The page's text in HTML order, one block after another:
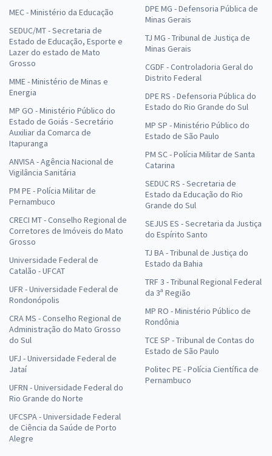
MEC - Ministério da Educação
SEDUC/MT - Secretaria de
Estado de Educação, Esporte e
Lazer do estado de Mato
Grosso
MME - Ministério de Minas e
Energia
MP GO - Ministério Público do
Estado de Goiás - Secretário
Auxiliar da Comarca de
Itapuranga
ANVISA - Agência Nacional de
Vigilância Sanitária
PM PE - Polícia Militar de
Pernambuco
CRECI MT - Conselho Regional de
Corretores de Imóveis do Mato
Grosso
Universidade Federal de
Catalão - UFCAT
UFR - Universidade Federal de
Rondonópolis
CRA MS - Conselho Regional de
Administração do Mato Grosso
do Sul
UFJ - Universidade Federal de
Jataí
UFRN - Universidade Federal do
Rio Grande do Norte
UFCSPA - Universidade Federal
de Ciência da Saúde de Porto
Alegre
DPE MG - Defensoria Pública de
Minas Gerais
TJ MG - Tribunal de Justiça de
Minas Gerais
CGDF - Controladoria Geral do
Distrito Federal
DPE RS - Defensoria Pública do
Estado do Rio Grande do Sul
MP SP - Ministério Público do
Estado de São Paulo
PM SC - Polícia Militar de Santa
Catarina
SEDUC RS - Secretaria de
Estado da Educação do Rio
Grande do Sul
SEJUS ES - Secretaria da Justiça
do Espírito Santo
TJ BA - Tribunal de Justiça do
Estado da Bahia
TRF 3 - Tribunal Regional Federal
da 3ª Região
MP RO - Ministério Público de
Rondônia
TCE SP - Tribunal de Contas do
Estado de São Paulo
Politec PE - Polícia Científica de
Pernambuco